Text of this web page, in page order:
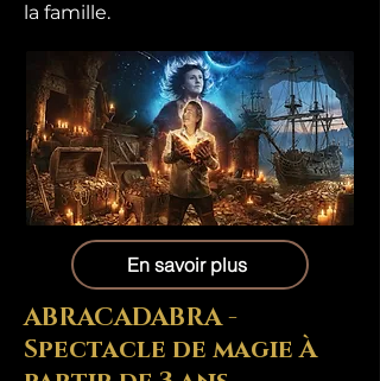
la famille.
En savoir plus
ABRACADABRA -
Spectacle de magie À